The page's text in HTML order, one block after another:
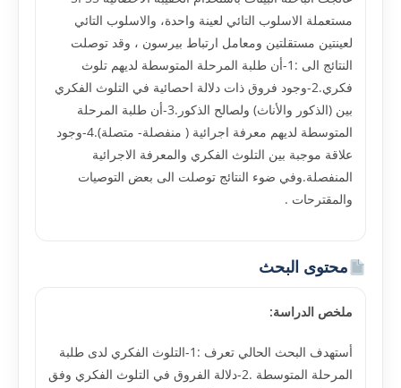
مستعملة الاسلوب التائي لعينة واحدة، والاسلوب التائي
لعينتين مستقلتين ومعامل ارتباط بيرسون ، وقد توصلت
النتائج الى :1-أن طلبة المرحلة المتوسطة لديهم تلوث
فكري.2-وجود فروق ذات دلالة احصائية في التلوث الفكري
بين (الذكور والأناث) ولصالح الذكور.3-أن طلبة المرحلة
المتوسطة لديهم معرفة اجرائية ( منفصلة- متصلة).4-وجود
علاقة موجبة بين التلوث الفكري والمعرفة الاجرائية
المنفصلة.وفي ضوء النتائج توصلت الى بعض التوصيات
والمقترحات .
محتوى البحث
ملخص الدراسة:
أستهدف البحث الحالي تعرف :1-التلوث الفكري لدى طلبة
المرحلة المتوسطة .2-دلالة الفروق في التلوث الفكري وفق